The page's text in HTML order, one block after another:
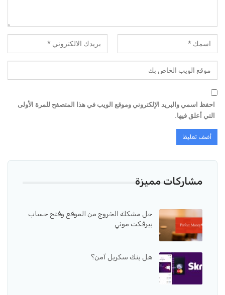
احفظ اسمي والبريد الإلكتروني وموقع الويب في هذا المتصفح للمرة الأولى
التي أعلق فيها.
مشاركات مميزة
حل مشكلة الخروج من الموقع وفتح حساب
بيرفكت موني
هل بنك سكريل آمن؟